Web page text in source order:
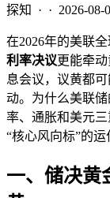
探知 · · 2026-08-
在2026年的美联
利率决议更能牵
息会议，议黄都
动。为什么美联
率、通胀和美元
“核心风向标”的运
一、储决黄